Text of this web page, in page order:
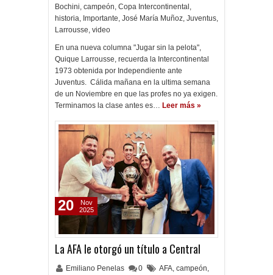
Bochini, campeón, Copa Intercontinental ,
historia, Importante, José María Muñoz, Juventus,
Larrousse, video
En una nueva columna "Jugar sin la pelota",
Quique Larrousse, recuerda la Intercontinental
1973 obtenida por Independiente ante
Juventus. Cálida mañana en la ultima semana
de un Noviembre en que las profes no ya exigen.
Terminamos la clase antes es… Leer más »
La AFA le otorgó un título a Central
Emiliano Penelas 0 AFA, campeón,
20
Nov
2025